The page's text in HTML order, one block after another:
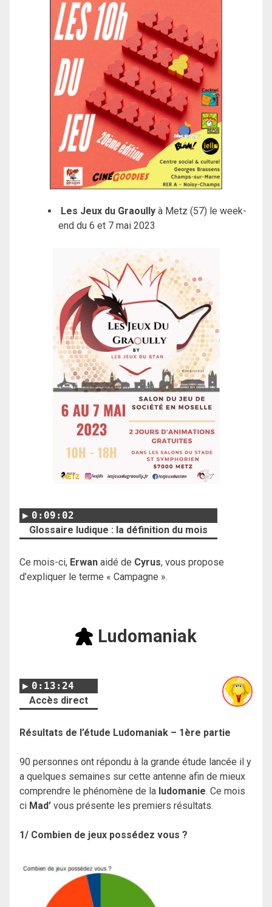
Les Jeux du Graoully à Metz (57) le week-
end du 6 et 7 mai 2023
0:09:02
Glossaire ludique : la définition du mois
Ce mois-ci, Erwan aidé de Cyrus, vous propose
d’expliquer le terme « Campagne ».
Ludomaniak
0:13:24
Accès direct
Résultats de l’étude Ludomaniak – 1ère partie
90 personnes ont répondu à la grande étude lancée il y
a quelques semaines sur cette antenne afin de mieux
comprendre le phénomène de la ludomanie. Ce mois
ci Mad’ vous présente les premiers résultats.
1/ Combien de jeux possédez vous ?